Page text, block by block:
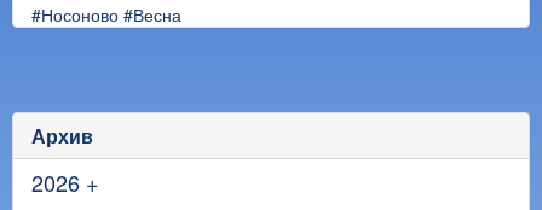
#Носоново #Весна
Архив
2026 +